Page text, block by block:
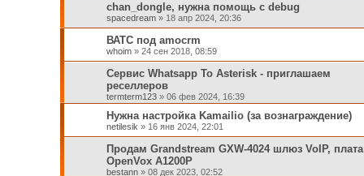
chan_dongle, нужна помощь с debug
spacedream» 18 апр 2024, 20:36
ВАТС под amocrm
whoim» 24 сен 2018, 08:59
Сервис Whatsapp To Asterisk - приглашаем
реселлеров
termterm123» 06 фев 2024, 16:39
Нужна настройка Kamailio (за вознаграждение)
netilesik» 16 янв 2024, 22:01
Продам Grandstream GXW-4024 шлюз VoIP, плата
OpenVox A1200P
bestann» 08 дек 2023, 02:52